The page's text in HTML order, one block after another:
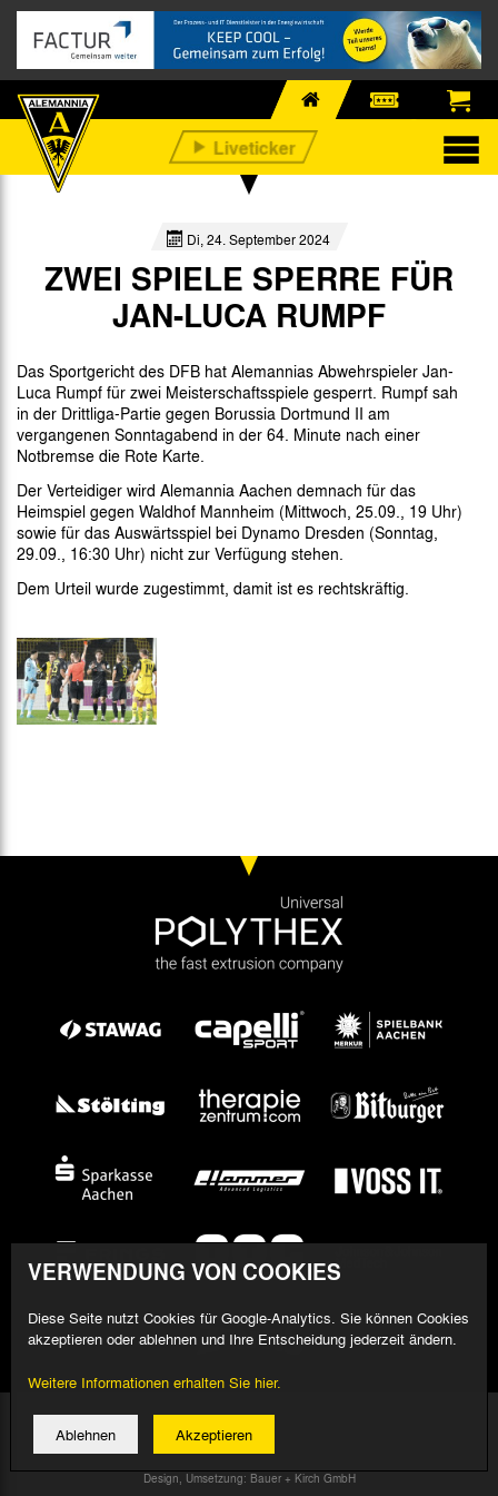
Di, 24. September 2024
ZWEI SPIELE SPERRE FÜR
JAN-LUCA RUMPF
Das Sportgericht des DFB hat Alemannias Abwehrspieler Jan-
Luca Rumpf für zwei Meisterschaftsspiele gesperrt. Rumpf sah
in der Drittliga-Partie gegen Borussia Dortmund II am
vergangenen Sonntagabend in der 64. Minute nach einer
Notbremse die Rote Karte.
Der Verteidiger wird Alemannia Aachen demnach für das
Heimspiel gegen Waldhof Mannheim (Mittwoch, 25.09., 19 Uhr)
sowie für das Auswärtsspiel bei Dynamo Dresden (Sonntag,
29.09., 16:30 Uhr) nicht zur Verfügung stehen.
Dem Urteil wurde zugestimmt, damit ist es rechtskräftig.
© 2026 Alemannia Aachen - Alle Rechte vorbehalten
Impressum/Datenschutz
Design, Umsetzung: Bauer + Kirch GmbH
VERWENDUNG VON COOKIES
Diese Seite nutzt Cookies für Google-Analytics. Sie können Cookies
akzeptieren oder ablehnen und Ihre Entscheidung jederzeit ändern.
Weitere Informationen erhalten Sie hier.
Ablehnen Akzeptieren